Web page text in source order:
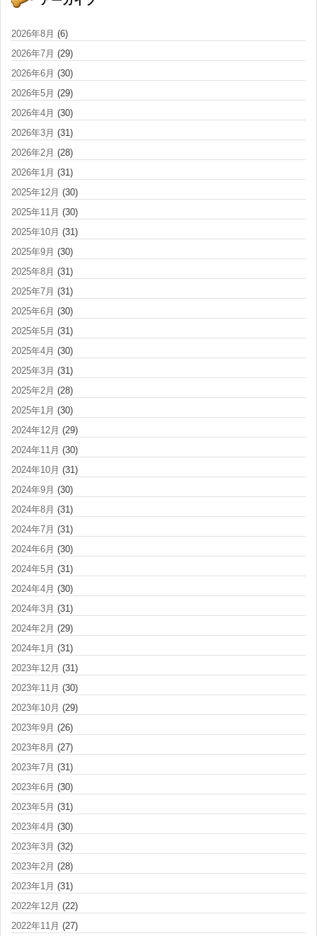
2026年8月 (6)
2026年7月 (29)
2026年6月 (30)
2026年5月 (29)
2026年4月 (30)
2026年3月 (31)
2026年2月 (28)
2026年1月 (31)
2025年12月 (30)
2025年11月 (30)
2025年10月 (31)
2025年9月 (30)
2025年8月 (31)
2025年7月 (31)
2025年6月 (30)
2025年5月 (31)
2025年4月 (30)
2025年3月 (31)
2025年2月 (28)
2025年1月 (30)
2024年12月 (29)
2024年11月 (30)
2024年10月 (31)
2024年9月 (30)
2024年8月 (31)
2024年7月 (31)
2024年6月 (30)
2024年5月 (31)
2024年4月 (30)
2024年3月 (31)
2024年2月 (29)
2024年1月 (31)
2023年12月 (31)
2023年11月 (30)
2023年10月 (29)
2023年9月 (26)
2023年8月 (27)
2023年7月 (31)
2023年6月 (30)
2023年5月 (31)
2023年4月 (30)
2023年3月 (32)
2023年2月 (28)
2023年1月 (31)
2022年12月 (22)
2022年11月 (27)